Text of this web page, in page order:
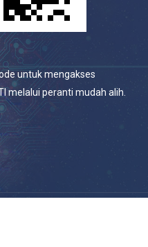
untuk mengakses
melalui peranti mudah alih.